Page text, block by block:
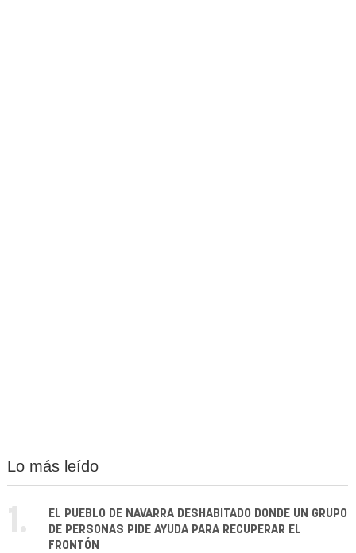
Lo más leído
1.
EL PUEBLO DE NAVARRA DESHABITADO DONDE UN GRUPO
DE PERSONAS PIDE AYUDA PARA RECUPERAR EL
FRONTÓN